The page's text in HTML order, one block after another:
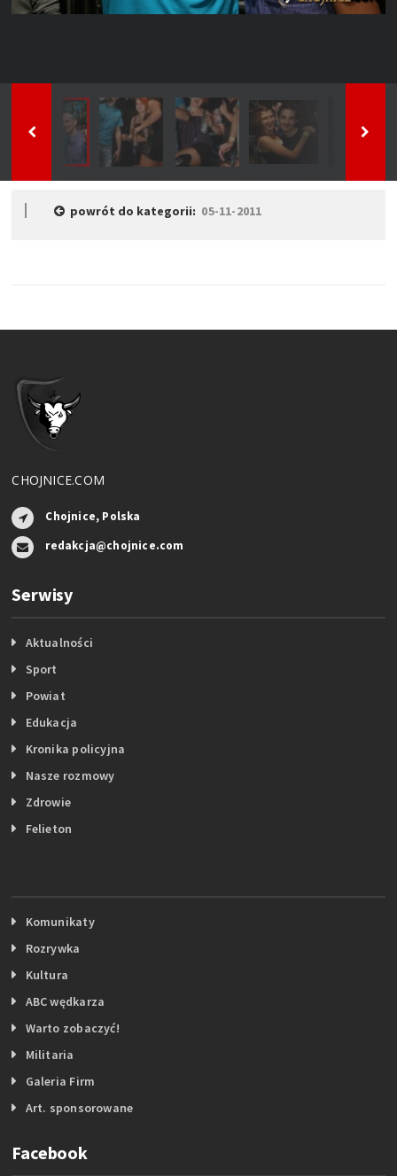
powrót do kategorii: 05-11-2011
CHOJNICE.COM
Chojnice, Polska
redakcja@chojnice.com
Serwisy
Aktualności
Sport
Powiat
Edukacja
Kronika policyjna
Nasze rozmowy
Zdrowie
Felieton
Komunikaty
Rozrywka
Kultura
ABC wędkarza
Warto zobaczyć!
Militaria
Galeria Firm
Art. sponsorowane
Facebook